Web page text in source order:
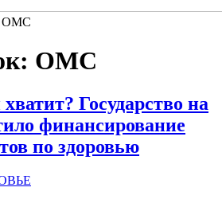
ОМС
ОМС
Государство на
финансирование
по здоровью